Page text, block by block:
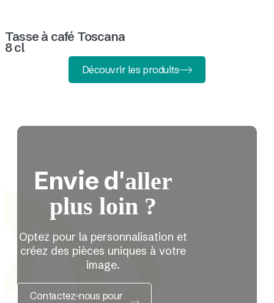
Tasse à café Toscana
8 cl
Découvrir les produits
Envie d'aller
plus loin ?
Optez pour la personnalisation et
créez des pièces uniques à votre
image.
Contactez-nous pour